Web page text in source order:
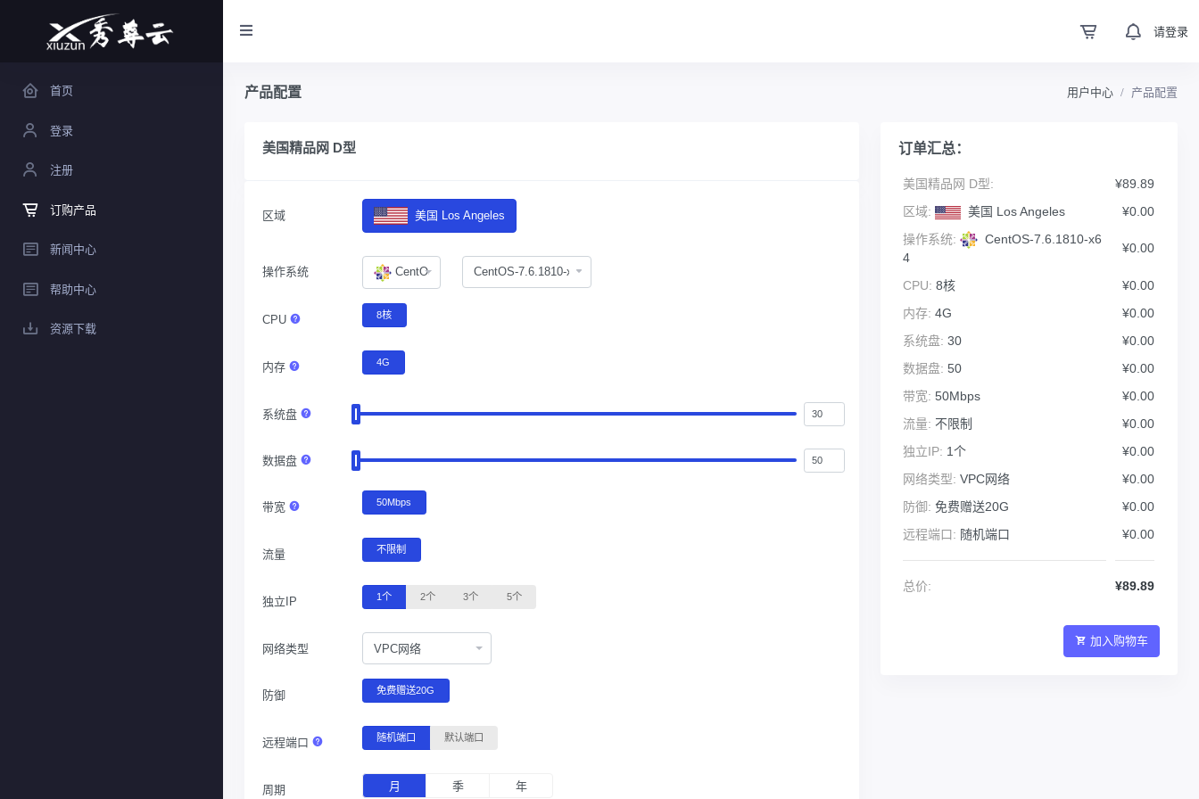
请登录
首页
登录
注册
订购产品
新闻中心
帮助中心
资源下载
产品配置 用户中心 产品配置
美国精品网 D型
区域 美国 Los Angeles
操作系统 CentOS
CPU 8核
内存 4G
系统盘
数据盘
带宽 50Mbps
流量 不限制
独立IP 1个 2个 3个 5个
网络类型 VPC网络
防御 免费赠送20G
远程端口 随机端口 默认端口
周期 月 季 年
订单汇总：
美国精品网 D型:
¥89.89
区域:
美国 Los Angeles
¥0.00
操作系统:
CentOS-7.6.1810-x6
4
¥0.00
CPU: 8核
¥0.00
内存: 4G
¥0.00
系统盘: 30
¥0.00
数据盘: 50
¥0.00
带宽: 50Mbps
¥0.00
流量: 不限制
¥0.00
独立IP: 1个
¥0.00
网络类型: VPC网络
¥0.00
防御: 免费赠送20G
¥0.00
远程端口: 随机端口 ¥0.00
总价: ¥89.89
加入购物车